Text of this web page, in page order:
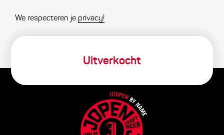
Uitverkocht
We respecteren je privacy!